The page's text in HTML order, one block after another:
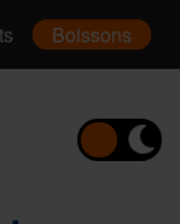
Boissons